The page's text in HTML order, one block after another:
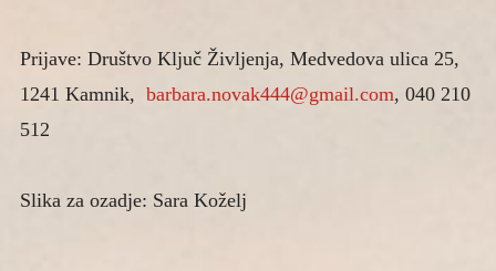
Prijave: Društvo Ključ Življenja, Medvedova ulica 25,
1241 Kamnik, barbara.novak444@gmail.com, 040 210
512
Slika za ozadje: Sara Koželj